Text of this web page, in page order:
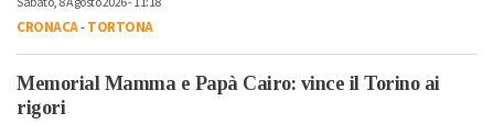
CRONACA-TORTONA
Memorial Mamma e Papà Cairo: vince il Torino ai
rigori